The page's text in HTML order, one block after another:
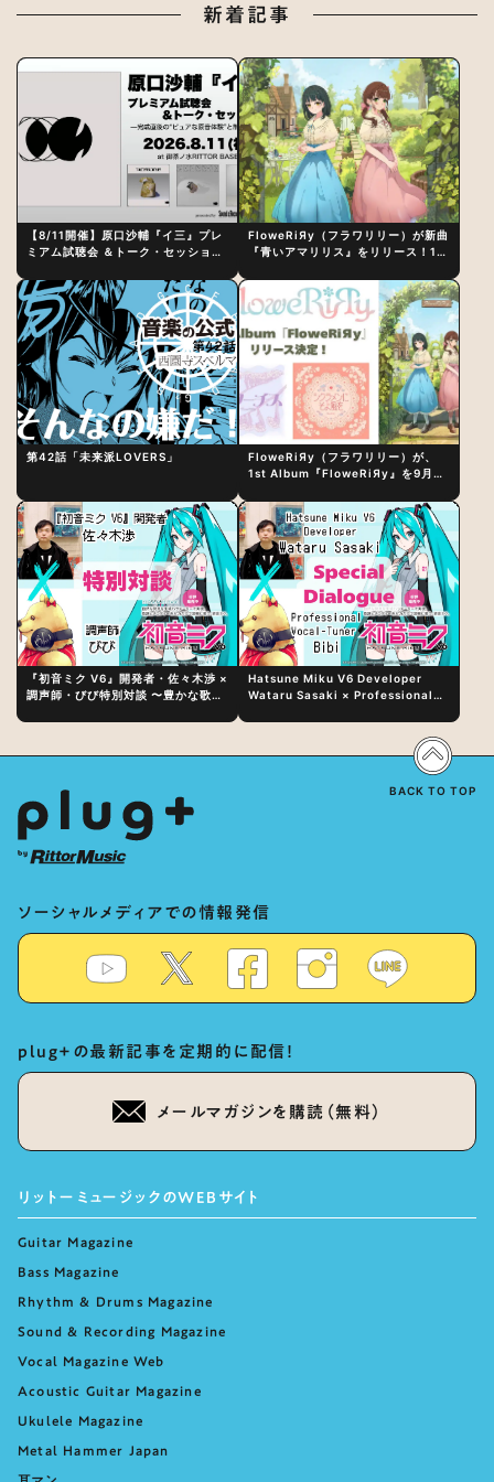
新着記事
【8/11開催】原口沙輔『イ三』プレ
ミアム試聴会 ＆トーク・セッション
制作秘話
FloweRiЯy（フラワリリー）が新曲
『青いアマリリス』をリリース！1st
第42話「未来派LOVERS」
FloweRiЯy（フラワリリー）が、
1st Album『FloweRiЯy』を9月23
『初音ミク V6』開発者・佐々木渉 ×
調声師・びび特別対談 〜豊かな歌声
Hatsune Miku V6 Developer
Wataru Sasaki × Professional
Vocal Expression Lies in “Love
for the singing characters” and
ソーシャルメディアでの情報発信
plug+の最新記事を定期的に配信！
メールマガジンを購読（無料）
リットーミュージックのWEBサイト
Guitar Magazine
Bass Magazine
Rhythm & Drums Magazine
Sound & Recording Magazine
Vocal Magazine Web
Acoustic Guitar Magazine
Ukulele Magazine
Metal Hammer Japan
BACK TO TOP